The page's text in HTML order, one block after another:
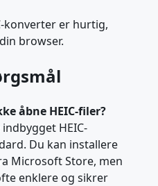
konverter er hurtig,
browser.
åbne HEIC-filer?
HEIC-
Du kan installere
Microsoft Store, men
enklere og sikrer